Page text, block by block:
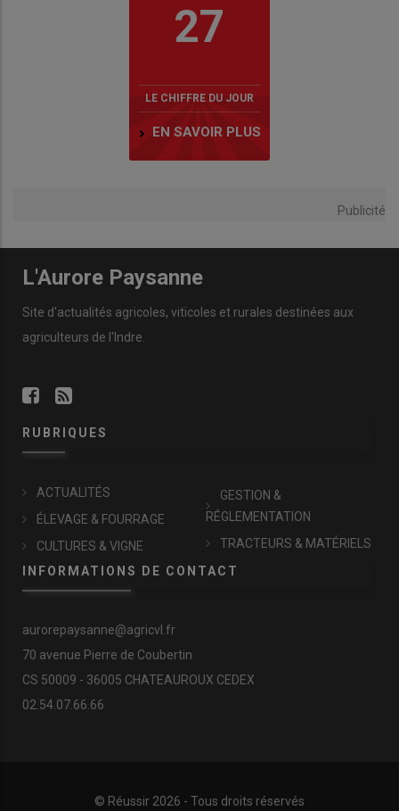
27
LE CHIFFRE DU JOUR
EN SAVOIR PLUS
Publicité
L'Aurore Paysanne
Site d'actualités agricoles, viticoles et rurales destinées aux
agriculteurs de l'Indre.
RUBRIQUES
ACTUALITÉS
ÉLEVAGE & FOURRAGE
CULTURES & VIGNE
GESTION &
RÉGLEMENTATION
TRACTEURS & MATÉRIELS
INFORMATIONS DE CONTACT
aurorepaysanne@agricvl.fr
70 avenue Pierre de Coubertin
CS 50009 - 36005 CHATEAUROUX CEDEX
02.54.07.66.66
© Réussir 2026 - Tous droits réservés